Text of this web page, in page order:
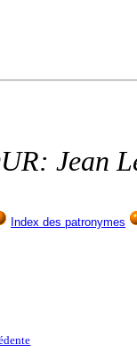
Jean
Index des patronymes